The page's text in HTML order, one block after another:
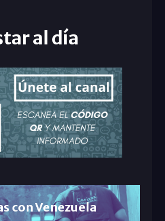
al día
con Venezuela